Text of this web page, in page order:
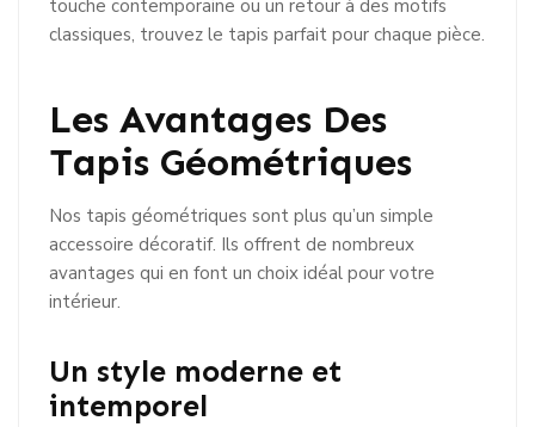
touche contemporaine ou un retour à des motifs
classiques, trouvez le tapis parfait pour chaque pièce.
Les Avantages Des
Tapis Géométriques
Nos tapis géométriques sont plus qu’un simple
accessoire décoratif. Ils offrent de nombreux
avantages qui en font un choix idéal pour votre
intérieur.
Un style moderne et
intemporel